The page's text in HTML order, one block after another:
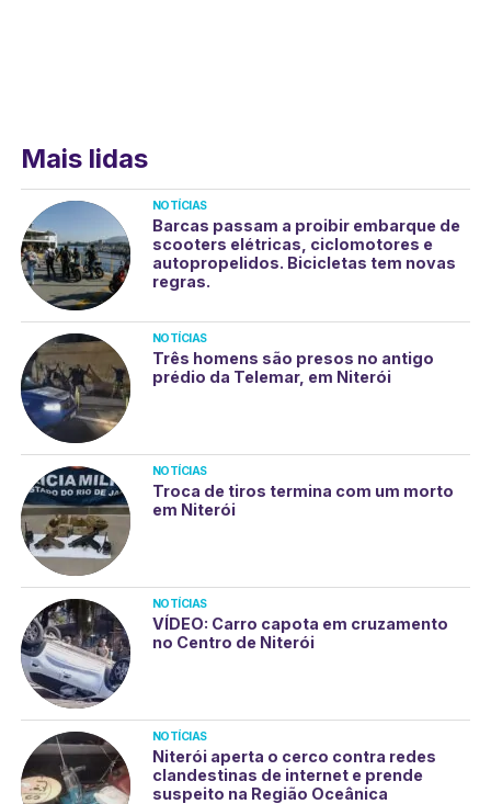
Mais lidas
NOTÍCIAS
Barcas passam a proibir embarque de
scooters elétricas, ciclomotores e
autopropelidos. Bicicletas tem novas
regras.
NOTÍCIAS
Três homens são presos no antigo
prédio da Telemar, em Niterói
NOTÍCIAS
Troca de tiros termina com um morto
em Niterói
NOTÍCIAS
VÍDEO: Carro capota em cruzamento
no Centro de Niterói
NOTÍCIAS
Niterói aperta o cerco contra redes
clandestinas de internet e prende
suspeito na Região Oceânica